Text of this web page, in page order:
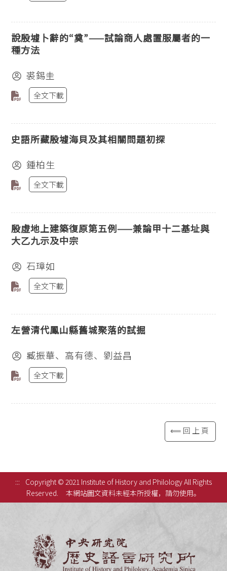
說殷墟卜辭的“奠”——試論商人處置服屬者的一
種方法
裘錫圭
全文下載
史語所藏殷墟海貝及其相關問題初探
鍾柏生
全文下載
殷虛地上建築復原第五例——兼論甲十二基址與
大乙九示及中宗
石璋如
全文下載
左營清代鳳山縣舊城聚落的試掘
臧振華、高有德、劉益昌
全文下載
⟸回上頁
:::
Copyright © 2021 Institute of History and Philology All Rights
Reserved.
本網站圖文資料未經本所授權，請勿使用。